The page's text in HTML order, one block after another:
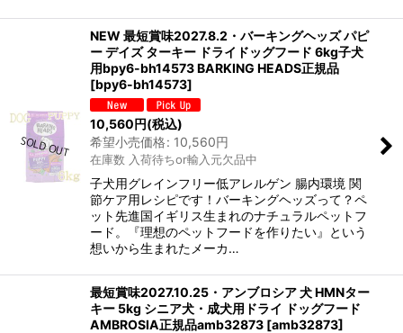
NEW 最短賞味2027.8.2・バーキングヘッズ パピ
ー デイズ ターキー ドライドッグフード 6kg子犬
用bpy6-bh14573 BARKING HEADS正規品
[bpy6-bh14573]
10,560円(税込)
希望小売価格: 10,560円
在庫数 入荷待ちor輸入元欠品中
子犬用グレインフリー低アレルゲン 腸内環境 関
節ケア用レシピです！バーキングヘッズって？ペ
ット先進国イギリス生まれのナチュラルペットフ
ード。『理想のペットフードを作りたい』という
想いから生まれたメーカ…
最短賞味2027.10.25・アンブロシア 犬 HMNター
キー 5kg シニア犬・成犬用ドライ ドッグフード
AMBROSIA正規品amb32873 [amb32873]